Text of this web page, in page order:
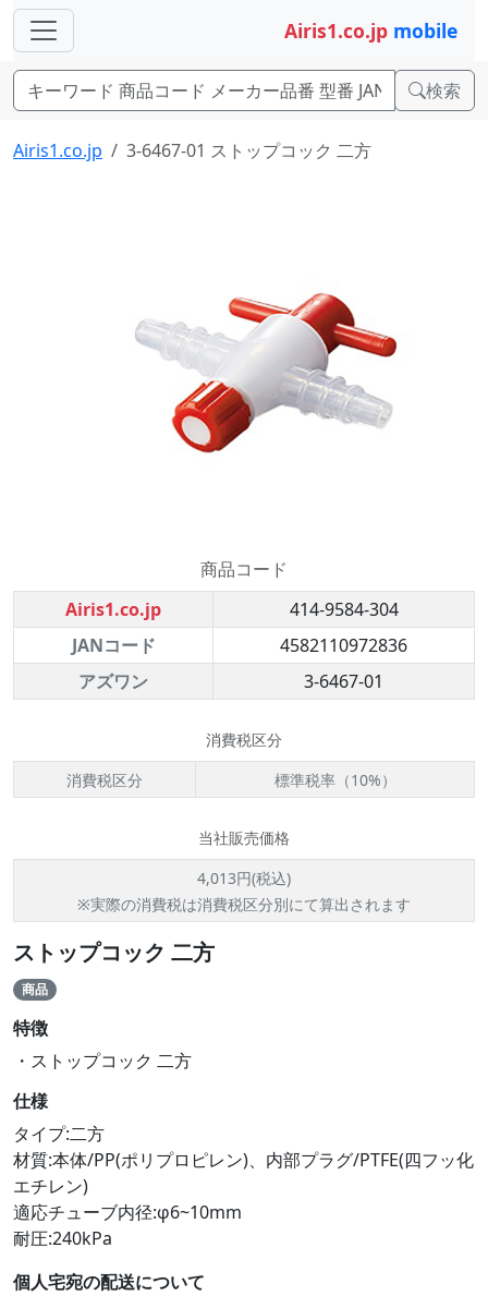
Airis1.co.jp mobile
検索
Airis1.co.jp 3-6467-01 ストップコック 二方
商品コード
Airis1.co.jp
414-9584-304
JANコード
4582110972836
アズワン
3-6467-01
消費税区分
消費税区分
標準税率（10%）
当社販売価格
4,013円(税込)
※実際の消費税は消費税区分別にて算出されます
ストップコック 二方
商品
特徴
・ストップコック 二方
仕様
タイプ:二方
材質:本体/PP(ポリプロピレン)、内部プラグ/PTFE(四フッ化
エチレン)
適応チューブ内径:φ6~10mm
耐圧:240kPa
個人宅宛の配送について